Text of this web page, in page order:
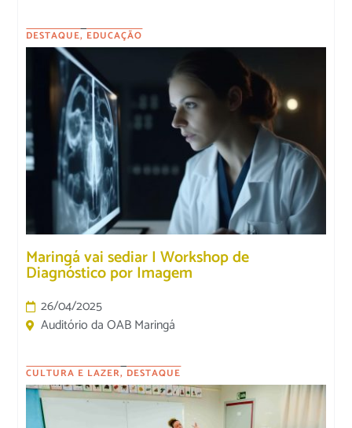
DESTAQUE, EDUCAÇÃO
Maringá vai sediar I Workshop de
Diagnóstico por Imagem
26/04/2025
Auditório da OAB Maringá
CULTURA E LAZER, DESTAQUE